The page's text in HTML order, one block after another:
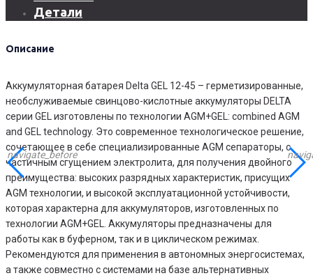
45
Детали
Описание
Аккумуляторная батарея Delta GEL 12-45 – герметизированные,
необслуживаемые свинцово-кислотные аккумуляторы DELTA
серии GEL изготовлены по технологии AGM+GEL: combined AGM
and GEL technology. Это современное технологическое решение,
сочетающее в себе специализированные AGM сепараторы, с
частичным сгущением электролита, для получения двойного
преимущества: высоких разрядных характеристик, присущих
AGM технологии, и высокой эксплуатационной устойчивости,
которая характерна для аккумуляторов, изготовленных по
технологии AGM+GEL. Аккумуляторы предназначены для
работы как в буферном, так и в циклическом режимах.
Рекомендуются для применения в автономных энергосистемах,
а также совместно с системами на базе альтернативных
navigate_before